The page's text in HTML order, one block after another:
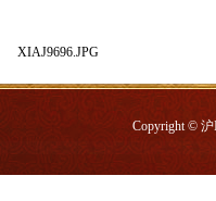
XIAJ9696.JPG
Copyright © 沪